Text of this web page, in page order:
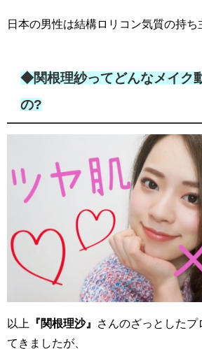
日本の男性は結構ロリコン気質の持ち
◆関根理紗ってどんなメイク
の?
以上 『関根理沙』
さんのざっとしたプ
てきましたが、